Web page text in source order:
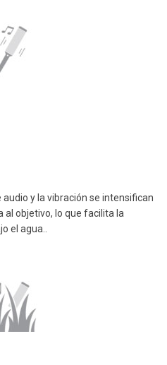
audio y la vibración se intensifican
al objetivo, lo que facilita la
el agua..